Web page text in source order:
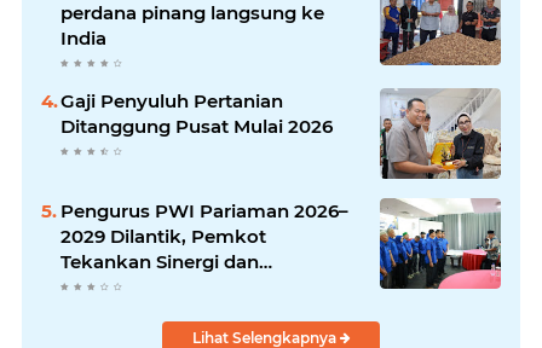
perdana pinang langsung ke
India
Gaji Penyuluh Pertanian
Ditanggung Pusat Mulai 2026
Pengurus PWI Pariaman 2026–
2029 Dilantik, Pemkot
Tekankan Sinergi dan
Profesionalisme Pers
Lihat Selengkapnya